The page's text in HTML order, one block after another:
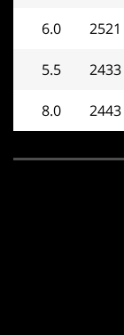
2521
6.0
2433
5.5
2443
8.0